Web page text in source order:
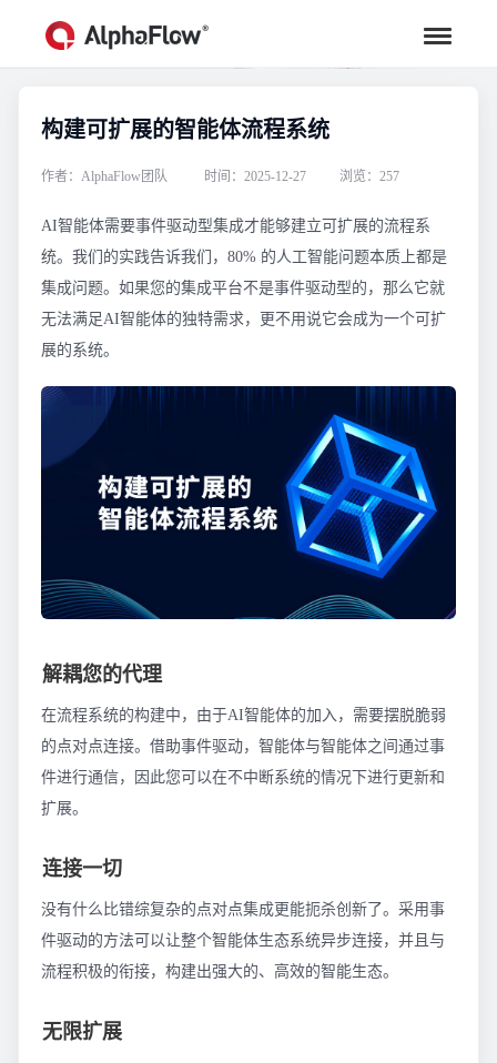
行业资讯
汇聚行业专家观点，助力流程更高效
构建可扩展的智能体流程系统
作者：AlphaFlow团队 时间：2025-12-27 浏览：257
AI智能体需要事件驱动型集成才能够建立可扩展的流程系
统。我们的实践告诉我们，80% 的人工智能问题本质上都是
集成问题。如果您的集成平台不是事件驱动型的，那么它就
无法满足AI智能体的独特需求，更不用说它会成为一个可扩
展的系统。
解耦您的代理
在流程系统的构建中，由于AI智能体的加入，需要摆脱脆弱
的点对点连接。借助事件驱动，智能体与智能体之间通过事
件进行通信，因此您可以在不中断系统的情况下进行更新和
扩展。
连接一切
没有什么比错综复杂的点对点集成更能扼杀创新了。采用事
件驱动的方法可以让整个智能体生态系统异步连接，并且与
流程积极的衔接，构建出强大的、高效的智能生态。
无限扩展